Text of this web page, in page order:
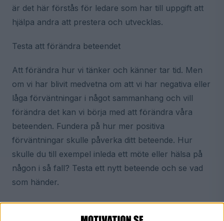
är det här förstås för ledare som har till uppgift att
hjälpa andra att prestera och utvecklas.
Testa att förändra beteendet
Att förändra hur vi tänker och känner tar tid. Men
om vi har blivit medvetna om att vi har negativa eller
låga förväntningar i något sammanhang och vill
förändra det kan vi börja med att förändra våra
beteenden. Fundera på hur mer positiva
förväntningar skulle påverka ditt beteende. Hur
skulle du till exempel inleda ett möte eller hälsa på
någon i så fall? Testa ett nytt beteende och se vad
som händer.
Att se världen som föränderlig